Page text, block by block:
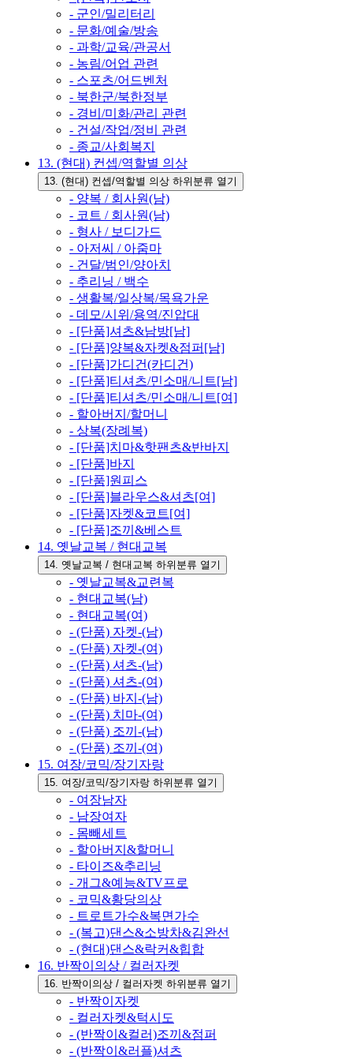
- 군인/밀리터리
- 문화/예술/방송
- 과학/교육/관공서
- 농림/어업 관련
- 스포츠/어드벤처
- 북한군/북한정부
- 경비/미화/관리 관련
- 건설/작업/정비 관련
- 종교/사회복지
13. (현대) 컨셉/역할별 의상
13. (현대) 컨셉/역할별 의상 하위분류 열기
- 양복 / 회사원(남)
- 코트 / 회사원(남)
- 형사 / 보디가드
- 아저씨 / 아줌마
- 건달/범인/양아치
- 추리닝 / 백수
- 생활복/일상복/목욕가운
- 데모/시위/용역/진압대
- [단품]셔츠&남방[남]
- [단품]양복&자켓&점퍼[남]
- [단품]가디건(카디건)
- [단품]티셔츠/민소매/니트[남]
- [단품]티셔츠/민소매/니트[여]
- 할아버지/할머니
- 상복(장례복)
- [단품]치마&핫팬츠&반바지
- [단품]바지
- [단품]원피스
- [단품]블라우스&셔츠[여]
- [단품]자켓&코트[여]
- [단품]조끼&베스트
14. 옛날교복 / 현대교복
14. 옛날교복 / 현대교복 하위분류 열기
- 옛날교복&교련복
- 현대교복(남)
- 현대교복(여)
- (단품) 자켓-(남)
- (단품) 자켓-(여)
- (단품) 셔츠-(남)
- (단품) 셔츠-(여)
- (단품) 바지-(남)
- (단품) 치마-(여)
- (단품) 조끼-(남)
- (단품) 조끼-(여)
15. 여장/코믹/장기자랑
15. 여장/코믹/장기자랑 하위분류 열기
- 여장남자
- 남장여자
- 몸빼세트
- 할아버지&할머니
- 타이즈&추리닝
- 개그&예능&TV프로
- 코믹&황당의상
- 트로트가수&복면가수
- (복고)댄스&소방차&김완선
- (현대)댄스&락커&힙합
16. 반짝이의상 / 컬러자켓
16. 반짝이의상 / 컬러자켓 하위분류 열기
- 반짝이자켓
- 컬러자켓&턱시도
- (반짝이&컬러)조끼&점퍼
- (반짝이&러플)셔츠